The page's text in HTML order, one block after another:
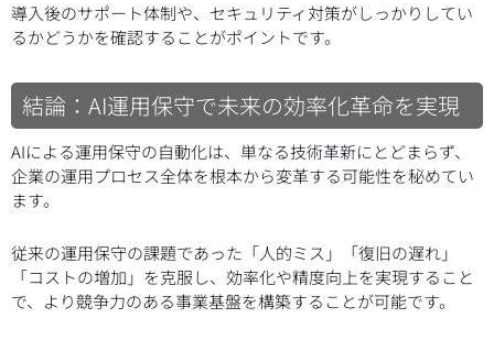
導入後のサポート体制や、セキュリティ対策がしっかりしてい
るかどうかを確認することがポイントです。
結論：AI運用保守で未来の効率化革命を実現
AIによる運用保守の自動化は、単なる技術革新にとどまらず、
企業の運用プロセス全体を根本から変革する可能性を秘めてい
ます。
従来の運用保守の課題であった「人的ミス」「復旧の遅れ」
「コストの増加」を克服し、効率化や精度向上を実現すること
で、より競争力のある事業基盤を構築することが可能です。